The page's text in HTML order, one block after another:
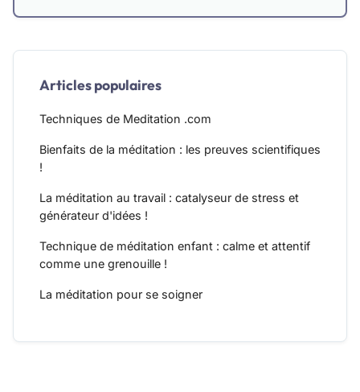
Articles populaires
Techniques de Meditation .com
Bienfaits de la méditation : les preuves scientifiques
!
La méditation au travail : catalyseur de stress et
générateur d'idées !
Technique de méditation enfant : calme et attentif
comme une grenouille !
La méditation pour se soigner